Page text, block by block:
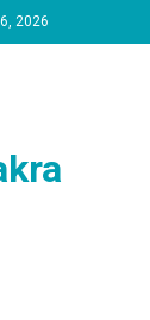
2026